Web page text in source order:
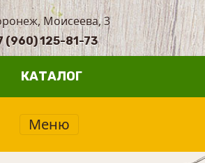
Моисеева, 3
(960) 125-81-73
КАТАЛОГ
Меню